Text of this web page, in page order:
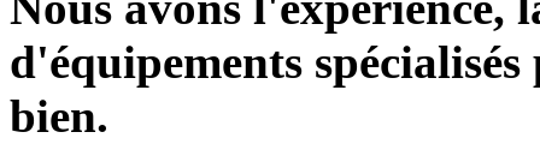
d'équipements
bien.